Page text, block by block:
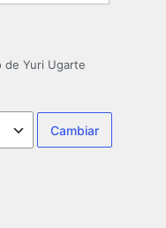
Yuri Ugarte